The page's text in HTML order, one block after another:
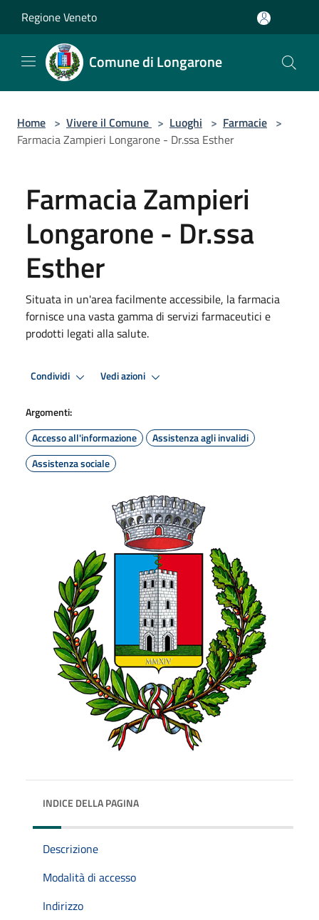
Regione Veneto
Comune di Longarone
Home > Vivere il Comune > Luoghi > Farmacie >
Farmacia Zampieri Longarone - Dr.ssa Esther
Farmacia Zampieri
Longarone - Dr.ssa
Esther
Situata in un'area facilmente accessibile, la farmacia
fornisce una vasta gamma di servizi farmaceutici e
prodotti legati alla salute.
Condividi Vedi azioni
Argomenti:
Accesso all'informazione
Assistenza agli invalidi
Assistenza sociale
INDICE DELLA PAGINA
Descrizione
Modalità di accesso
Indirizzo